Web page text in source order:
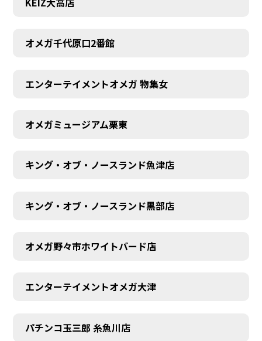
オメガ千代原口2番館
エンターテイメントオメガ 物集女
オメガミュージアム栗東
キング・オブ・ノースランド魚津店
キング・オブ・ノースランド黒部店
オメガ野々市ホワイトバード店
エンターテイメントオメガ大津
パチンコ玉三郎 糸魚川店